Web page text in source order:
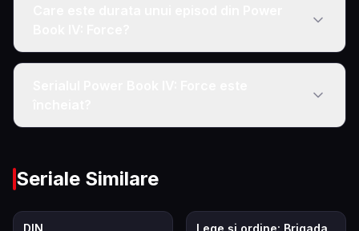
Seriale Similare
DIN 7.9
Lege și ordine: Brigada